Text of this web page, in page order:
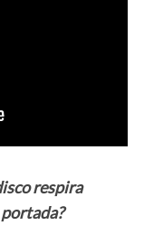
respira